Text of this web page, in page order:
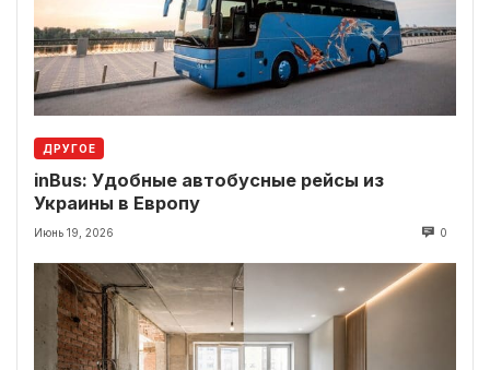
ДРУГОЕ
inBus: Удобные автобусные рейсы из
Украины в Европу
Июнь 19, 2026 0